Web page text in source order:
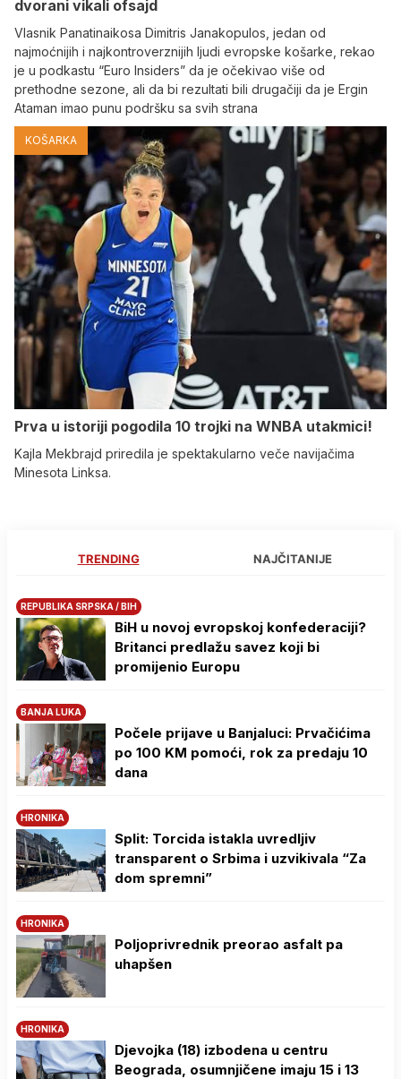
dvorani vikali ofsajd
Vlasnik Panatinaikosa Dimitris Janakopulos, jedan od
najmoćnijih i najkontroverznijih ljudi evropske košarke, rekao
je u podkastu “Euro Insiders” da je očekivao više od
prethodne sezone, ali da bi rezultati bili drugačiji da je Ergin
Ataman imao punu podršku sa svih strana
KOŠARKA
Prva u istoriji pogodila 10 trojki na WNBA utakmici!
Kajla Mekbrajd priredila je spektakularno veče navijačima
Minesota Linksa.
TRENDING NAJČITANIJE
REPUBLIKA SRPSKA / BIH
BiH u novoj evropskoj konfederaciji?
Britanci predlažu savez koji bi
promijenio Europu
BANJA LUKA
Počele prijave u Banjaluci: Prvačićima
po 100 KM pomoći, rok za predaju 10
dana
HRONIKA
Split: Torcida istakla uvredljiv
transparent o Srbima i uzvikivala “Za
dom spremni”
HRONIKA
Poljoprivrednik preorao asfalt pa
uhapšen
HRONIKA
Djevojka (18) izbodena u centru
Beograda, osumnjičene imaju 15 i 13